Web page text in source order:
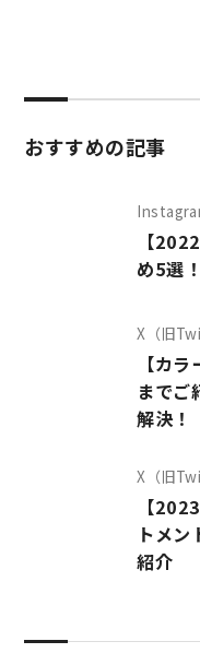
おすすめの記事
【
め5選
X（旧
【カ
までご
解決！
X（旧
【
トメ
紹介